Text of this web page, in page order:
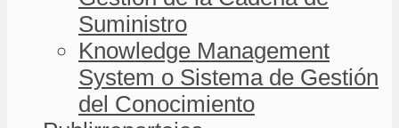
Suministro
Knowledge Management
System o Sistema de Gestión
del Conocimiento